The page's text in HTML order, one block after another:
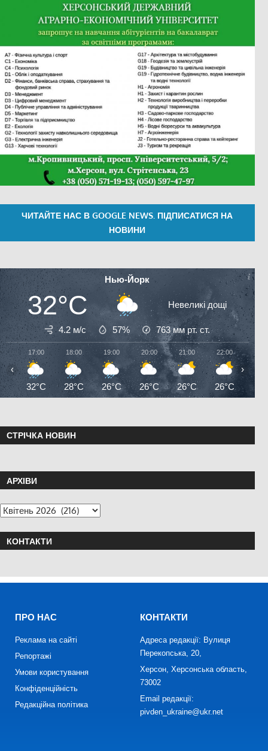
ЧИТАЙТЕ НАС В GOOGLE NEWS. ПІДПИСАТИСЯ НА
НОВИНИ
Нью-Йорк
32°C Невеликі дощі
4.2 м/с 57% 763мм рт. ст.
17:00
32°C
18:00
28°C
19:00
26°C
20:00
26°C
21:00
26°C
22:00
26°C
‹ ›
СТРІЧКА НОВИН
АРХІВИ
КОНТАКТИ
ПРО НАС
Реклама на сайті
Репортажі
Умови користування
Конфіденційність
Редакційна політика
КОНТАКТИ
Адреса редакції: Вулиця
Перекопська, 20,
Херсон, Херсонська область,
73002
Email редакції:
pivden_ukraine@ukr.net